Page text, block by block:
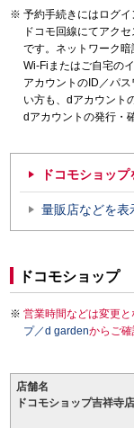
予約手続きにはログイ
ドコモ回線にてアク
です。ネットワーク
Wi-Fiまたはご自宅の
アカウントのID／パ
い方も、dアカウント
dアカウントの発行・
ドコモショップ
量販店などを表
ドコモショップ
営業時間などは変更
プ／d gardenからご確
店舗名
ドコモショップ吉祥寺店